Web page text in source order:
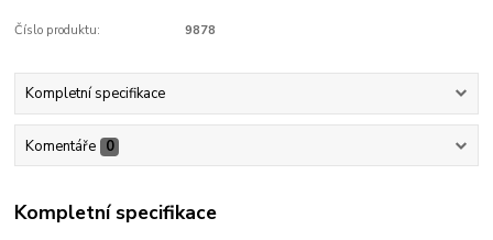
Číslo produktu: 9878
Kompletní specifikace
Komentáře 0
Kompletní specifikace